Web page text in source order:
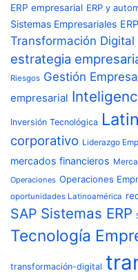
ERP empresarial ERP y
Sistemas Empresariales
Transformación Digital
estrategia
Riesgos Gestión
empresarial
Inversión Tecnológica
corporativo Liderazgo
mercados financieros
Operaciones Operaciones
oportunidades Latinoamérica
SAP Sistemas ERP
Tecnología
transformación-digital